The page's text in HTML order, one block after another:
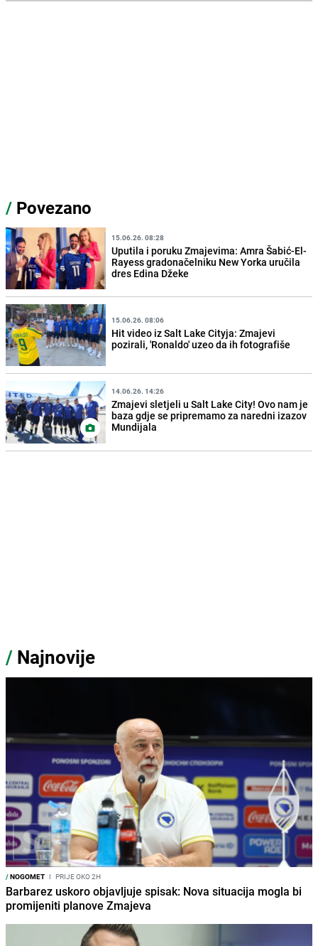
/ Povezano
15.06.26. 08:28
Uputila i poruku Zmajevima: Amra Šabić-El-
Rayess gradonačelniku New Yorka uručila
dres Edina Džeke
15.06.26. 08:06
Hit video iz Salt Lake Cityja: Zmajevi
pozirali, 'Ronaldo' uzeo da ih fotografiše
14.06.26. 14:26
Zmajevi sletjeli u Salt Lake City! Ovo nam je
baza gdje se pripremamo za naredni izazov
Mundijala
/ Najnovije
/NOGOMET I PRIJE OKO 2H
Barbarez uskoro objavljuje spisak: Nova situacija mogla bi
promijeniti planove Zmajeva